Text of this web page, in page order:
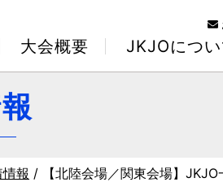
大会概要 JKJOについ
報 / 【北陸会場／関東会場】JKJO